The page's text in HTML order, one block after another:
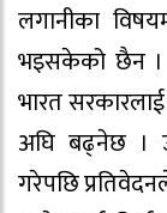
लगानीका
भइसकेको छैन ।
भारत
अघि बढ्नेछ ।
गरेपछि